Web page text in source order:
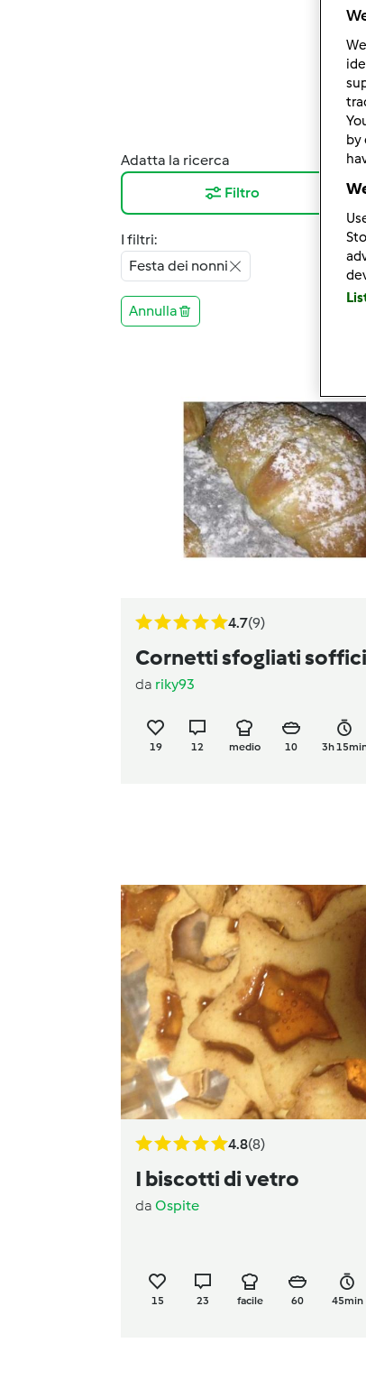
Adatta la ricerca
Filtro
I filtri:
Festa dei nonni
Annulla
4.7(9)
Cornetti sfogliati
da riky93
19 12 medio 10 3h
4.8(8)
I biscotti di vetro
da Ospite
15 23 facile 60 45min
by